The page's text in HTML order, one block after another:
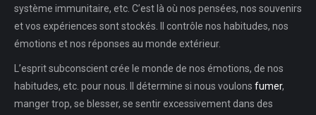
système immunitaire, etc. C’est là où nos pensées, nos souvenirs
et vos expériences sont stockés. Il contrôle nos habitudes, nos
émotions et nos réponses au monde extérieur.
L’esprit subconscient crée le monde de nos émotions, de nos
habitudes, etc. pour nous. Il détermine si nous voulons fumer,
manger trop, se blesser, se sentir excessivement dans des